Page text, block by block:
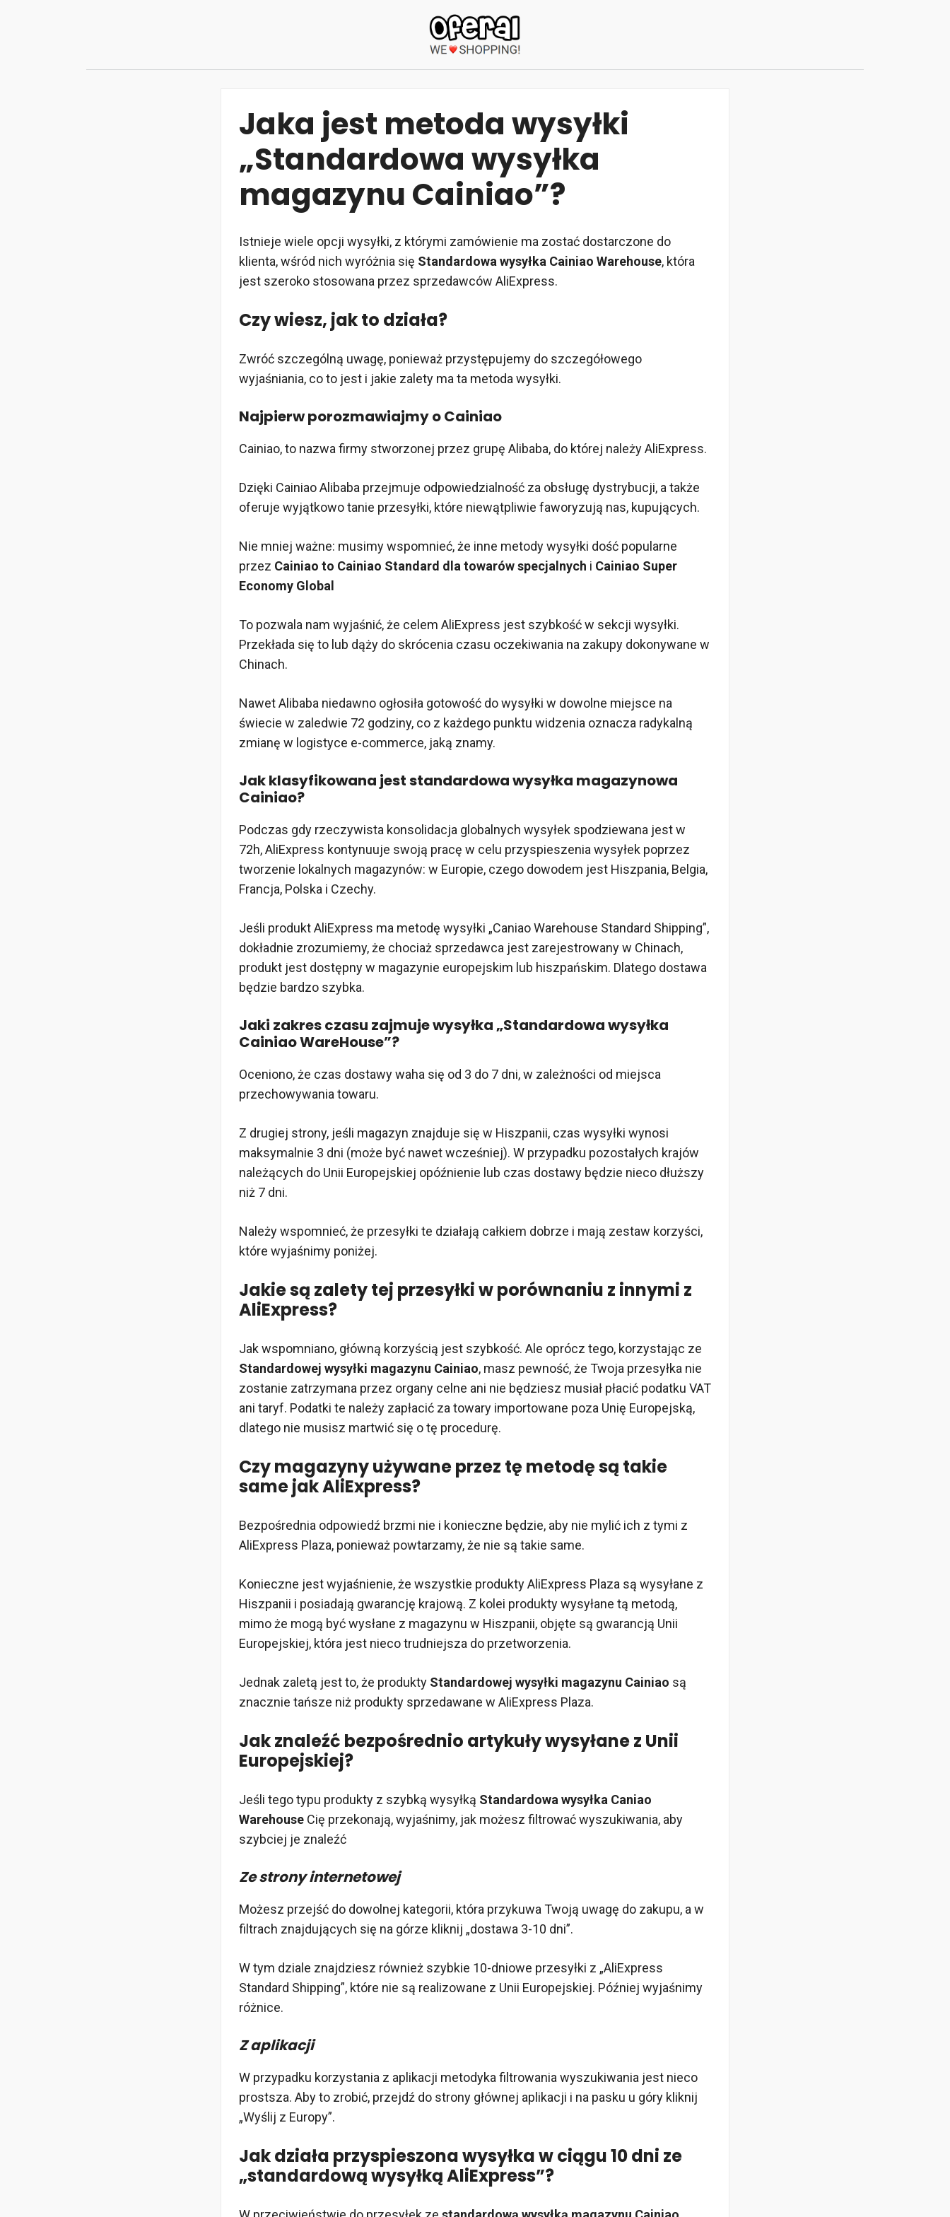
Jaka jest metoda wysyłki
„Standardowa wysyłka
magazynu Cainiao”?
Istnieje wiele opcji wysyłki, z którymi zamówienie ma zostać dostarczone do
klienta, wśród nich wyróżnia się Standardowa wysyłka Cainiao Warehouse, która
jest szeroko stosowana przez sprzedawców AliExpress.
Czy wiesz, jak to działa?
Zwróć szczególną uwagę, ponieważ przystępujemy do szczegółowego
wyjaśniania, co to jest i jakie zalety ma ta metoda wysyłki.
Najpierw porozmawiajmy o Cainiao
Cainiao, to nazwa firmy stworzonej przez grupę Alibaba, do której należy AliExpress.
Dzięki Cainiao Alibaba przejmuje odpowiedzialność za obsługę dystrybucji, a także
oferuje wyjątkowo tanie przesyłki, które niewątpliwie faworyzują nas, kupujących.
Nie mniej ważne: musimy wspomnieć, że inne metody wysyłki dość popularne
przez Cainiao to Cainiao Standard dla towarów specjalnych i Cainiao Super
Economy Global
To pozwala nam wyjaśnić, że celem AliExpress jest szybkość w sekcji wysyłki.
Przekłada się to lub dąży do skrócenia czasu oczekiwania na zakupy dokonywane w
Chinach.
Nawet Alibaba niedawno ogłosiła gotowość do wysyłki w dowolne miejsce na
świecie w zaledwie 72 godziny, co z każdego punktu widzenia oznacza radykalną
zmianę w logistyce e-commerce, jaką znamy.
Jak klasyfikowana jest standardowa wysyłka magazynowa
Cainiao?
Podczas gdy rzeczywista konsolidacja globalnych wysyłek spodziewana jest w
72h, AliExpress kontynuuje swoją pracę w celu przyspieszenia wysyłek poprzez
tworzenie lokalnych magazynów: w Europie, czego dowodem jest Hiszpania, Belgia,
Francja, Polska i Czechy.
Jeśli produkt AliExpress ma metodę wysyłki „Caniao Warehouse Standard Shipping”,
dokładnie zrozumiemy, że chociaż sprzedawca jest zarejestrowany w Chinach,
produkt jest dostępny w magazynie europejskim lub hiszpańskim. Dlatego dostawa
będzie bardzo szybka.
Jaki zakres czasu zajmuje wysyłka „Standardowa wysyłka
Cainiao WareHouse”?
Oceniono, że czas dostawy waha się od 3 do 7 dni, w zależności od miejsca
przechowywania towaru.
Z drugiej strony, jeśli magazyn znajduje się w Hiszpanii, czas wysyłki wynosi
maksymalnie 3 dni (może być nawet wcześniej). W przypadku pozostałych krajów
należących do Unii Europejskiej opóźnienie lub czas dostawy będzie nieco dłuższy
niż 7 dni.
Należy wspomnieć, że przesyłki te działają całkiem dobrze i mają zestaw korzyści,
które wyjaśnimy poniżej.
Jakie są zalety tej przesyłki w porównaniu z innymi z
AliExpress?
Jak wspomniano, główną korzyścią jest szybkość. Ale oprócz tego, korzystając ze
Standardowej wysyłki magazynu Cainiao, masz pewność, że Twoja przesyłka nie
zostanie zatrzymana przez organy celne ani nie będziesz musiał płacić podatku VAT
ani taryf. Podatki te należy zapłacić za towary importowane poza Unię Europejską,
dlatego nie musisz martwić się o tę procedurę.
Czy magazyny używane przez tę metodę są takie
same jak AliExpress?
Bezpośrednia odpowiedź brzmi nie i konieczne będzie, aby nie mylić ich z tymi z
AliExpress Plaza, ponieważ powtarzamy, że nie są takie same.
Konieczne jest wyjaśnienie, że wszystkie produkty AliExpress Plaza są wysyłane z
Hiszpanii i posiadają gwarancję krajową. Z kolei produkty wysyłane tą metodą,
mimo że mogą być wysłane z magazynu w Hiszpanii, objęte są gwarancją Unii
Europejskiej, która jest nieco trudniejsza do przetworzenia.
Jednak zaletą jest to, że produkty Standardowej wysyłki magazynu Cainiao są
znacznie tańsze niż produkty sprzedawane w AliExpress Plaza.
Jak znaleźć bezpośrednio artykuły wysyłane z Unii
Europejskiej?
Jeśli tego typu produkty z szybką wysyłką Standardowa wysyłka Caniao
Warehouse Cię przekonają, wyjaśnimy, jak możesz filtrować wyszukiwania, aby
szybciej je znaleźć
Ze strony internetowej
Możesz przejść do dowolnej kategorii, która przykuwa Twoją uwagę do zakupu, a w
filtrach znajdujących się na górze kliknij „dostawa 3-10 dni”.
W tym dziale znajdziesz również szybkie 10-dniowe przesyłki z „AliExpress
Standard Shipping”, które nie są realizowane z Unii Europejskiej. Później wyjaśnimy
różnice.
Z aplikacji
W przypadku korzystania z aplikacji metodyka filtrowania wyszukiwania jest nieco
prostsza. Aby to zrobić, przejdź do strony głównej aplikacji i na pasku u góry kliknij
„Wyślij z Europy”.
Jak działa przyspieszona wysyłka w ciągu 10 dni ze
„standardową wysyłką AliExpress”?